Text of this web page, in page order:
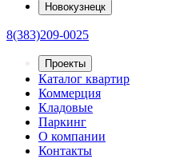
Новокузнецк
8(383)209-0025
Проекты
Каталог квартир
Коммерция
Кладовые
Паркинг
О компании
Контакты